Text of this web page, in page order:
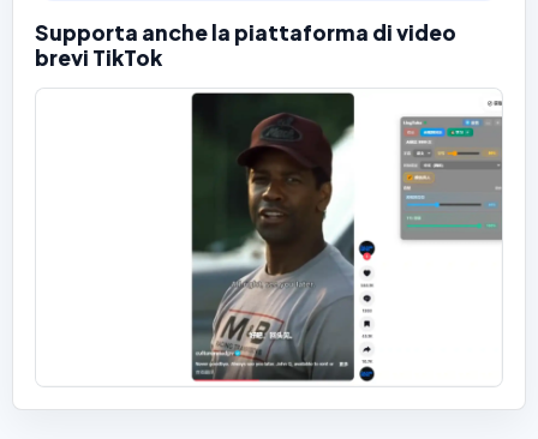
Supporta anche la piattaforma di video
brevi TikTok